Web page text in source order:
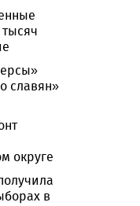
славян»
округе
в